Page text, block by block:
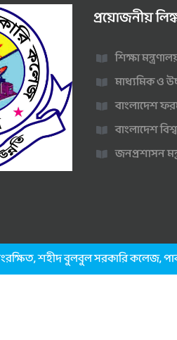
প্রয়োজনীয়
শিক্ষা
মাধ্যমিক ও
বাংলাদেশ
বাংলাদেশ
জনপ্রশাসন
শহীদ বুলবুল সরকারি কলেজ,